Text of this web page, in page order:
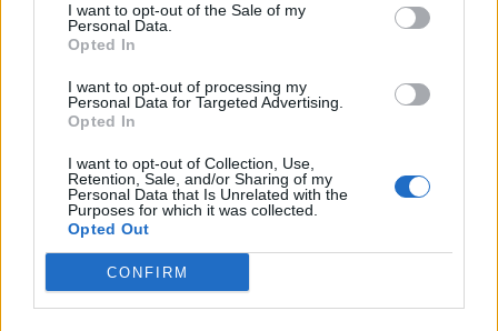
I want to opt-out of the Sale of my
Personal Data.
Opted In
I want to opt-out of processing my
Personal Data for Targeted Advertising.
Opted In
I want to opt-out of Collection, Use,
Retention, Sale, and/or Sharing of my
Personal Data that Is Unrelated with the
Purposes for which it was collected.
Opted Out
CONFIRM
Serie TV Medical: le 7 migliori di sempre
Sulla mia pelle: trailer, trama, uscita del
film su Stefano Cucchi
COMMENTI